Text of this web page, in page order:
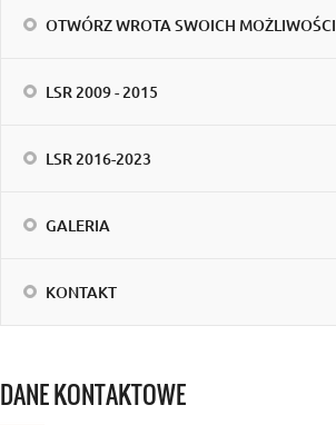
OTWÓRZ WROTA SWOICH MOŻLIWOŚCI
LSR 2009 - 2015
LSR 2016-2023
GALERIA
KONTAKT
DANE KONTAKTOWE